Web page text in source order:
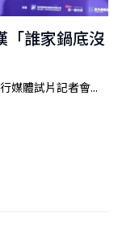
「誰家鍋底沒
媒體試片記者會...